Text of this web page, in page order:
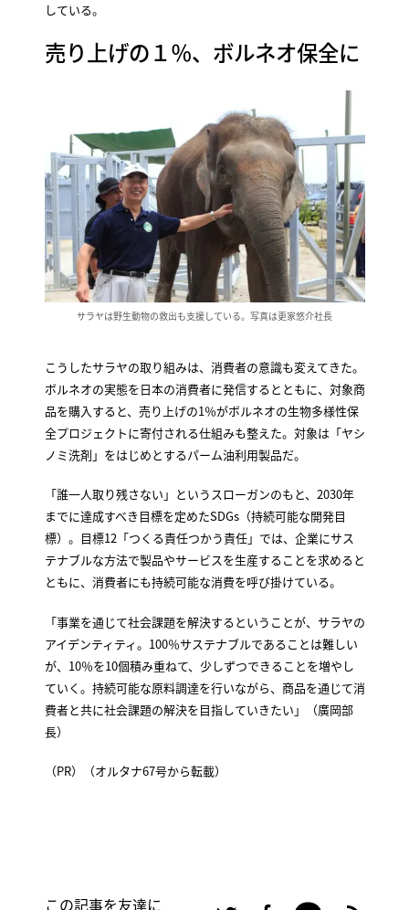
している。
売り上げの１％、ボルネオ保全に
サラヤは野生動物の救出も支援している。写真は更家悠介社長
こうしたサラヤの取り組みは、消費者の意識も変えてきた。
ボルネオの実態を日本の消費者に発信するとともに、対象商
品を購入すると、売り上げの1％がボルネオの生物多様性保
全プロジェクトに寄付される仕組みも整えた。対象は「ヤシ
ノミ洗剤」をはじめとするパーム油利用製品だ。
「誰一人取り残さない」というスローガンのもと、2030年
までに達成すべき目標を定めたSDGs（持続可能な開発目
標）。目標12「つくる責任つかう責任」では、企業にサス
テナブルな方法で製品やサービスを生産することを求めると
ともに、消費者にも持続可能な消費を呼び掛けている。
「事業を通じて社会課題を解決するということが、サラヤの
アイデンティティ。100％サステナブルであることは難しい
が、10％を10個積み重ねて、少しずつできることを増やし
ていく。持続可能な原料調達を行いながら、商品を通じて消
費者と共に社会課題の解決を目指していきたい」（廣岡部
長）
（PR）（オルタナ67号から転載）
この記事を友達に